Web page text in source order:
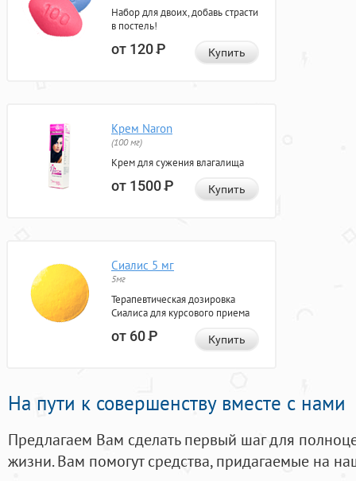
Набор для двоих, добавь страсти
в постель!
от 120Р Купить
Крем Naron
(100 мг)
Крем для сужения влагалища
от 1500Р Купить
Сиалис 5 мг
5мг
Терапевтическая дозировка
Сиалиса для курсового приема
от 60Р Купить
На пути к совершенству вместе с нами
Предлагаем Вам сделать первый шаг для
жизни. Вам помогут средства, придагаемые на